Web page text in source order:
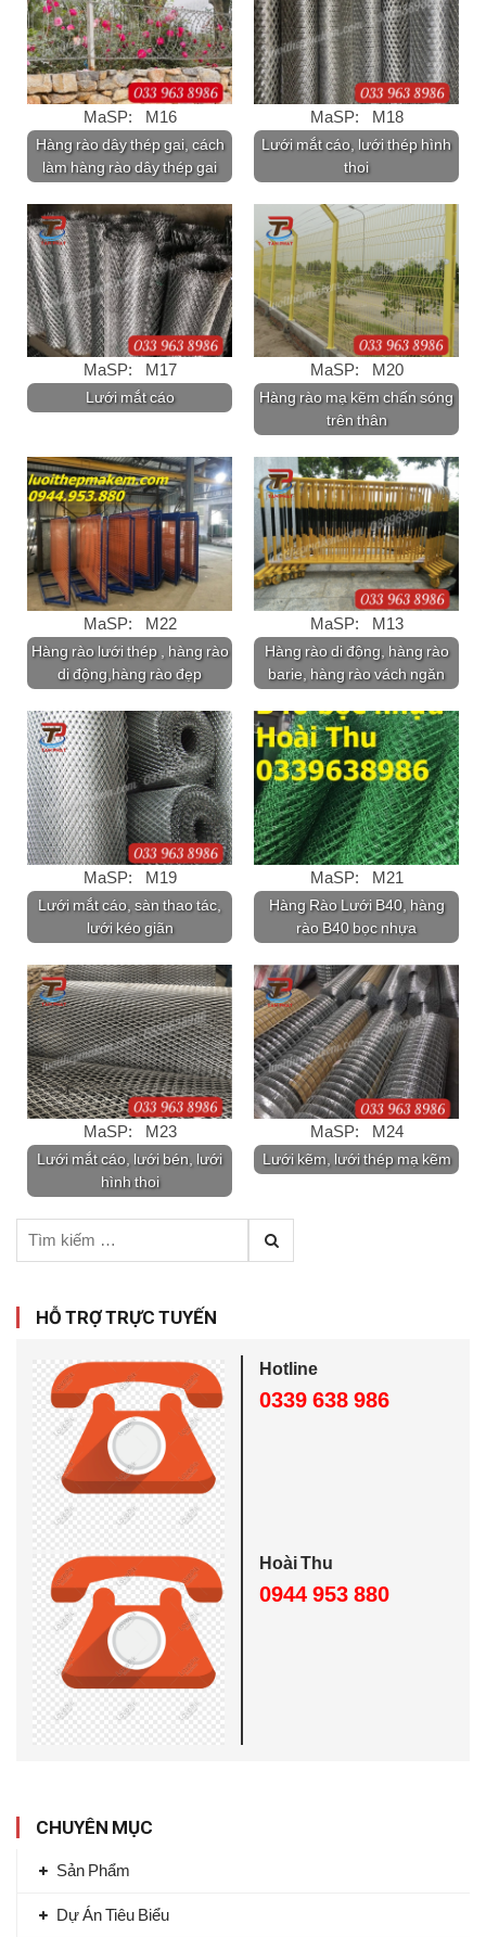
MaSP: M16
Hàng rào dây thép gai, cách
làm hàng rào dây thép gai
MaSP: M18
Lưới mắt cáo, lưới thép hình
thoi
MaSP: M17
Lưới mắt cáo
MaSP: M20
Hàng rào mạ kẽm chấn sóng
trên thân
MaSP: M22
Hàng rào lưới thép , hàng rào
di động,hàng rào đẹp
MaSP: M13
Hàng rào di động, hàng rào
barie, hàng rào vách ngăn
MaSP: M19
Lưới mắt cáo, sàn thao tác,
lưới kéo giãn
MaSP: M21
Hàng Rào Lưới B40, hàng
rào B40 bọc nhựa
MaSP: M23
Lưới mắt cáo, lưới bén, lưới
hình thoi
MaSP: M24
Lưới kẽm, lưới thép mạ kẽm
ì
k
HỖ TRỢ TRỰC TUYẾN
Hotline
0339 638 986
Hoài Thu
0944 953 880
CHUYÊN MỤC
Sản Phẩm
Dự Án Tiêu Biểu